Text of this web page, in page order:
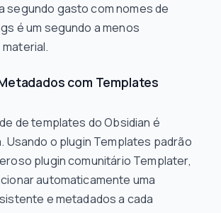
segundo gasto com nomes de
é um segundo a menos
com Templates
de templates do Obsidian é
Usando o plugin Templates padrão
plugin comunitário Templater,
automaticamente uma
e metadados a cada